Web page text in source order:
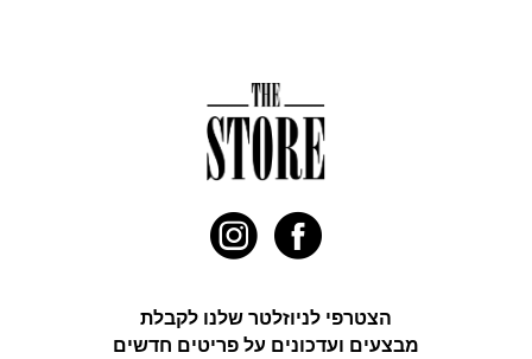
הצטרפי לניוזלטר שלנו לקבלת
מבצעים ועדכונים על פריטים חדשים